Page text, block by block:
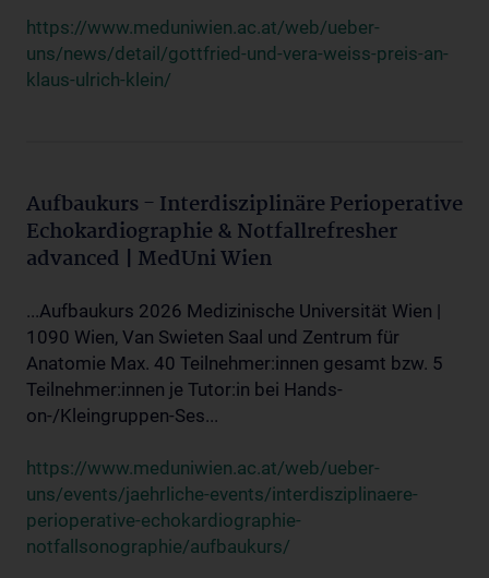
https://www.meduniwien.ac.at/web/ueber-
uns/news/detail/gottfried-und-vera-weiss-preis-an-
klaus-ulrich-klein/
Aufbaukurs - Interdisziplinäre Perioperative
Echokardiographie & Notfallrefresher
advanced | MedUni Wien
...Aufbaukurs 2026 Medizinische Universität Wien |
1090 Wien, Van Swieten Saal und Zentrum für
Anatomie Max. 40 Teilnehmer:innen gesamt bzw. 5
Teilnehmer:innen je Tutor:in bei Hands-
on-/Kleingruppen-Ses...
https://www.meduniwien.ac.at/web/ueber-
uns/events/jaehrliche-events/interdisziplinaere-
perioperative-echokardiographie-
notfallsonographie/aufbaukurs/